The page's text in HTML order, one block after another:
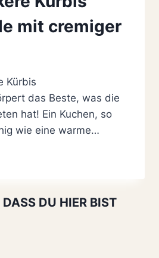
mit cremiger
Kürbis
das Beste, was die
hat! Ein Kuchen, so
wie eine warme…
DU HIER BIST